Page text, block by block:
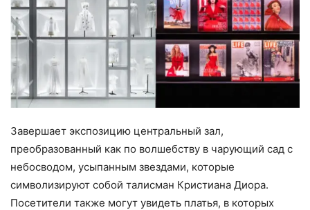
Завершает экспозицию центральный зал,
преобразованный как по волшебству в чарующий сад с
небосводом, усыпанным звездами, которые
символизируют собой талисман Кристиана Диора.
Посетители также могут увидеть платья, в которых